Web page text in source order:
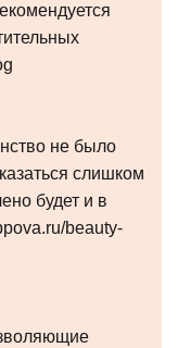
не было
слишком
будет и в
beauty-